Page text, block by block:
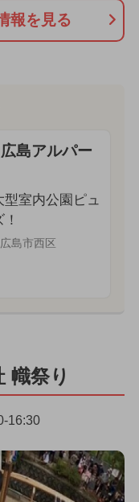
報を見る
島アルパー
型室内公園ピュ
島市西区
幟祭り
16:30